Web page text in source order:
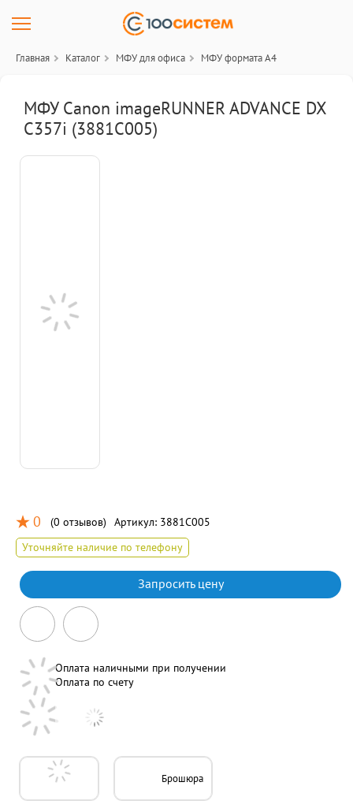
Главная Каталог МФУ для офиса МФУ формата А4
МФУ Canon imageRUNNER ADVANCE DX
C357i (3881C005)
0 (0 отзывов) Артикул: 3881C005
Уточняйте наличие по телефону
Запросить цену
Оплата наличными при получении
Оплата по счету
Брошюра